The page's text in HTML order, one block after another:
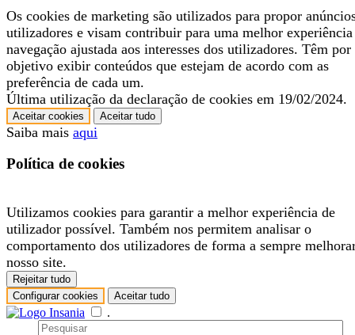
Os cookies de marketing são utilizados para propor
utilizadores e visam contribuir para uma melhor experiência
navegação ajustada aos interesses dos utilizadores. Têm por
objetivo exibir conteúdos que estejam de acordo com as
preferência de cada um.
Última utilização da declaração de cookies em 19/02/2024.
Aceitar cookies Aceitar tudo
Saiba mais aqui
Política de cookies
Utilizamos cookies para garantir a melhor experiência de
utilizador possível. Também nos permitem analisar o
comportamento dos utilizadores de forma a sempre
nosso site.
Rejeitar tudo
Configurar cookies
Aceitar tudo
.